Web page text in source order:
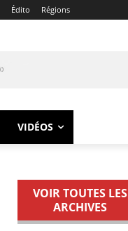
Édito Régions
VIDÉOS
VOIR TOUTES LES
ARCHIVES